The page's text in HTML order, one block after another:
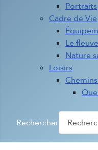
Portraits
Cadre de Vie
Le
Nature
Loisirs
Rechercher